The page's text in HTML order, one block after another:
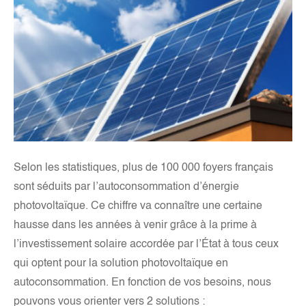
Selon les statistiques, plus de 100 000 foyers français
sont séduits par l’autoconsommation d’énergie
photovoltaïque. Ce chiffre va connaître une certaine
hausse dans les années à venir grâce à la prime à
l’investissement solaire accordée par l’État à tous ceux
qui optent pour la solution photovoltaïque en
autoconsommation. En fonction de vos besoins, nous
pouvons vous orienter vers 2 solutions :